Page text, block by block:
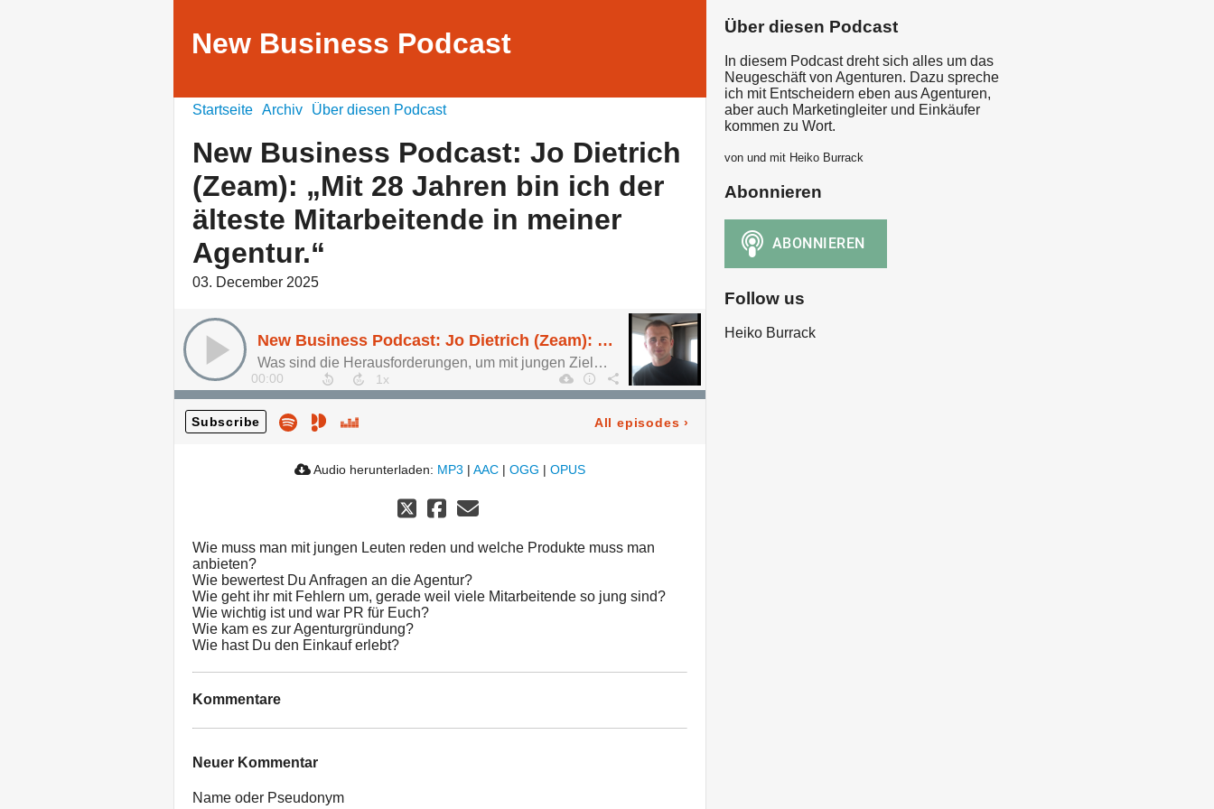
New Business Podcast
Startseite Archiv Über diesen Podcast
New Business Podcast: Jo Dietrich
(Zeam): „Mit 28 Jahren bin ich der
älteste Mitarbeitende in meiner
Agentur.“
03. December 2025
New Business Podcast: Jo Dietrich (Zeam): „Mit 28 Jahren bin ich der älteste Mitarbeitende in meiner Agentur.“
Was sind die Herausforderungen, um mit jungen Zielgruppen zu kommunizieren?
00:00
Subscribe All episodes ›
Audio herunterladen: MP3 | AAC | OGG | OPUS
Wie muss man mit jungen Leuten reden und welche Produkte muss man
anbieten?
Wie bewertest Du Anfragen an die Agentur?
Wie geht ihr mit Fehlern um, gerade weil viele Mitarbeitende so jung sind?
Wie wichtig ist und war PR für Euch?
Wie kam es zur Agenturgründung?
Wie hast Du den Einkauf erlebt?
Kommentare
Neuer Kommentar
Name oder Pseudonym
Über diesen Podcast
In diesem Podcast dreht sich alles um das
Neugeschäft von Agenturen. Dazu spreche
ich mit Entscheidern eben aus Agenturen,
aber auch Marketingleiter und Einkäufer
kommen zu Wort.
von und mit Heiko Burrack
Abonnieren
Follow us
Heiko Burrack